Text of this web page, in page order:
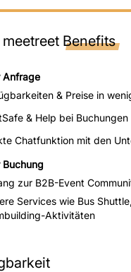
Benefits
Anfrage
& Preise in
& Help bei Buchungen
Chatfunktion mit den
zur B2B-Event
Services wie Bus
Aktivitäten